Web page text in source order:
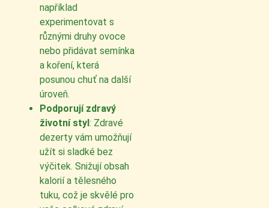
například
experimentovat s
různými druhy ovoce
nebo přidávat semínka
a koření, která
posunou chuť na další
úroveň.
Podporují zdravý
životní styl: Zdravé
dezerty vám umožňují
užít si sladké bez
výčitek. Snižují obsah
kalorií a tělesného
tuku, což je skvělé pro